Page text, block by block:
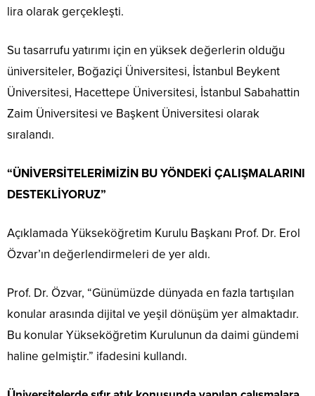
lira olarak gerçekleşti.
Su tasarrufu yatırımı için en yüksek değerlerin olduğu
üniversiteler, Boğaziçi Üniversitesi, İstanbul Beykent
Üniversitesi, Hacettepe Üniversitesi, İstanbul Sabahattin
Zaim Üniversitesi ve Başkent Üniversitesi olarak
sıralandı.
“ÜNİVERSİTELERİMİZİN BU YÖNDEKİ ÇALIŞMALARINI
DESTEKLİYORUZ”
Açıklamada Yükseköğretim Kurulu Başkanı Prof. Dr. Erol
Özvar’ın değerlendirmeleri de yer aldı.
Prof. Dr. Özvar, “Günümüzde dünyada en fazla tartışılan
konular arasında dijital ve yeşil dönüşüm yer almaktadır.
Bu konular Yükseköğretim Kurulunun da daimi gündemi
haline gelmiştir.” ifadesini kullandı.